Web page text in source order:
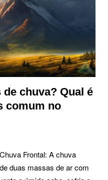
chuva? Qual é
comum no
Frontal: A chuva
duas massas de ar com